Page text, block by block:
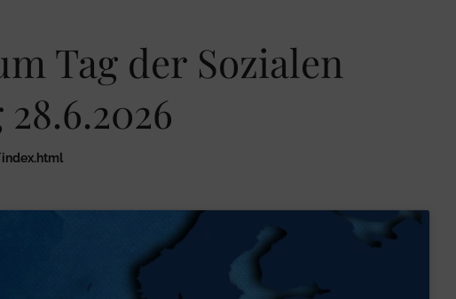
Tag der Sozialen